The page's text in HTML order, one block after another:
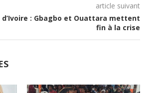
article suivant
d’Ivoire : Gbagbo et Ouattara mettent
fin à la crise